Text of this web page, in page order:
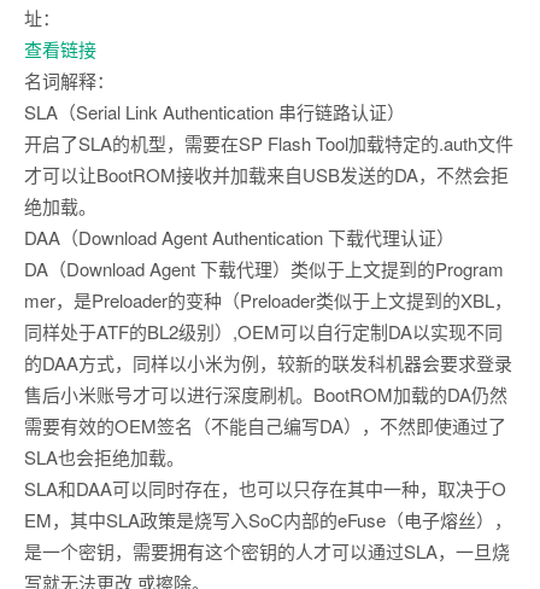
址：
查看链接
名词解释：
SLA（Serial Link Authentication 串行链路认证）
开启了SLA的机型，需要在SP Flash Tool加载特定的.auth文件
才可以让BootROM接收并加载来自USB发送的DA，不然会拒
绝加载。
DAA（Download Agent Authentication 下载代理认证）
DA（Download Agent 下载代理）类似于上文提到的Program
mer，是Preloader的变种（Preloader类似于上文提到的XBL，
同样处于ATF的BL2级别）,OEM可以自行定制DA以实现不同
的DAA方式，同样以小米为例，较新的联发科机器会要求登录
售后小米账号才可以进行深度刷机。BootROM加载的DA仍然
需要有效的OEM签名（不能自己编写DA），不然即使通过了
SLA也会拒绝加载。
SLA和DAA可以同时存在，也可以只存在其中一种，取决于O
EM，其中SLA政策是烧写入SoC内部的eFuse（电子熔丝），
是一个密钥，需要拥有这个密钥的人才可以通过SLA，一旦烧
写就无法更改 或擦除。